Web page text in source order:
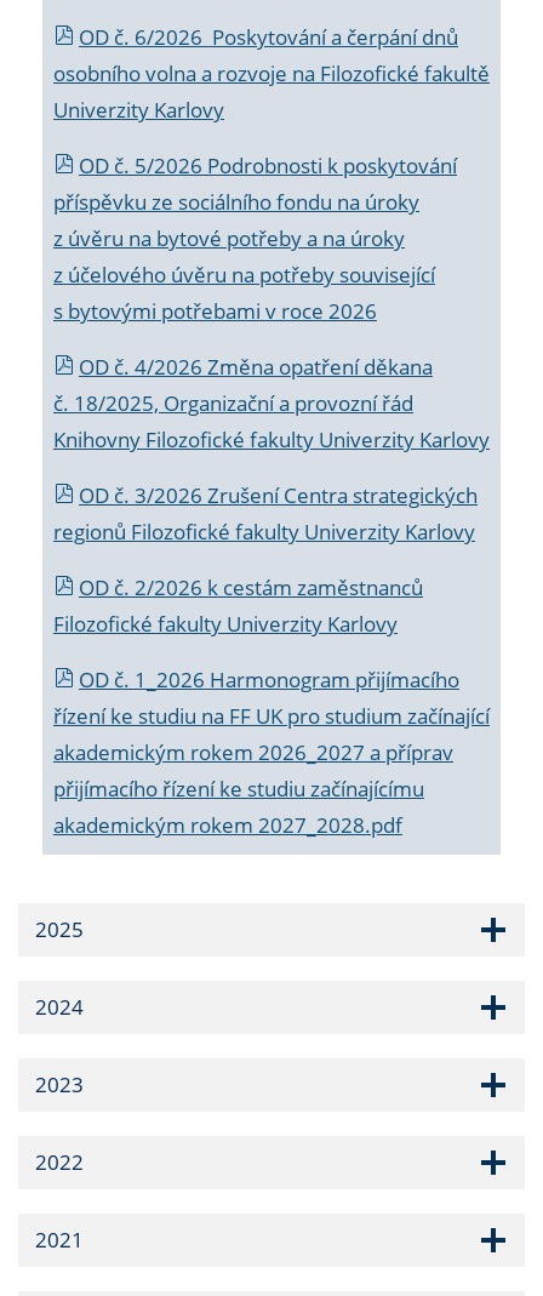
OD č. 6/2026 Poskytování a čerpání dnů
osobního volna a rozvoje na Filozofické fakultě
Univerzity Karlovy
OD č. 5/2026 Podrobnosti k poskytování
příspěvku ze sociálního fondu na úroky
z úvěru na bytové potřeby a na úroky
z účelového úvěru na potřeby související
s bytovými potřebami v roce 2026
OD č. 4/2026 Změna opatření děkana
č. 18/2025, Organizační a provozní řád
Knihovny Filozofické fakulty Univerzity Karlovy
OD č. 3/2026 Zrušení Centra strategických
regionů Filozofické fakulty Univerzity Karlovy
OD č. 2/2026 k cestám zaměstnanců
Filozofické fakulty Univerzity Karlovy
OD č. 1_2026 Harmonogram přijímacího
řízení ke studiu na FF UK pro studium začínající
akademickým rokem 2026_2027 a příprav
přijímacího řízení ke studiu začínajícímu
akademickým rokem 2027_2028.pdf
2025
2024
2023
2022
2021